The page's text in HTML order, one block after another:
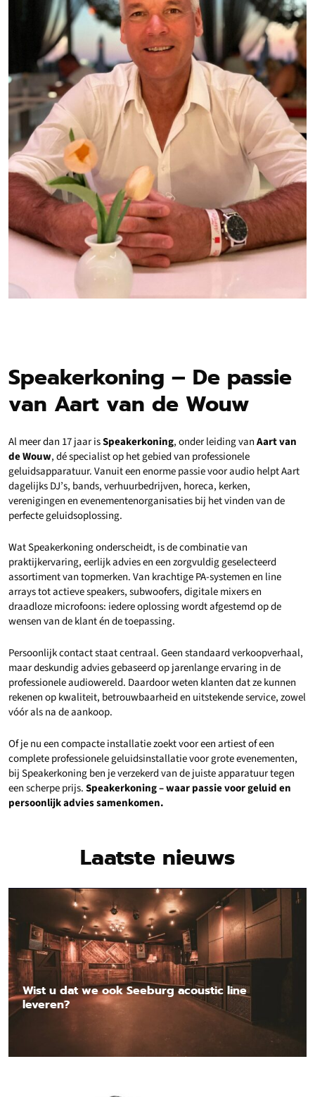
Speakerkoning – De passie
van Aart van de Wouw
Al meer dan 17 jaar isSpeakerkoning, onder leiding vanAart van
de Wouw, dé specialist op het gebied van professionele
geluidsapparatuur. Vanuit een enorme passie voor audio helpt Aart
dagelijks DJ’s, bands, verhuurbedrijven, horeca, kerken,
verenigingen en evenementenorganisaties bij het vinden van de
perfecte geluidsoplossing.
Wat Speakerkoning onderscheidt, is de combinatie van
praktijkervaring, eerlijk advies en een zorgvuldig geselecteerd
assortiment van topmerken. Van krachtige PA-systemen en line
arrays tot actieve speakers, subwoofers, digitale mixers en
draadloze microfoons: iedere oplossing wordt afgestemd op de
wensen van de klant én de toepassing.
Persoonlijk contact staat centraal. Geen standaard verkoopverhaal,
maar deskundig advies gebaseerd op jarenlange ervaring in de
professionele audiowereld. Daardoor weten klanten dat ze kunnen
rekenen op kwaliteit, betrouwbaarheid en uitstekende service, zowel
vóór als na de aankoop.
Of je nu een compacte installatie zoekt voor een artiest of een
complete professionele geluidsinstallatie voor grote evenementen,
bij Speakerkoning ben je verzekerd van de juiste apparatuur tegen
een scherpe prijs.Speakerkoning – waar passie voor geluid en
persoonlijk advies samenkomen.
Laatste nieuws
Wist u dat we ook Seeburg acoustic line
leveren?